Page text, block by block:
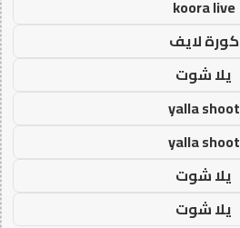
koora live
كورة لايف
يلا شوت
yalla shoot
yalla shoot
يلا شوت
يلا شوت